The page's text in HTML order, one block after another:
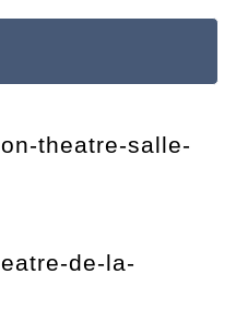
theatre-salle-
de-la-